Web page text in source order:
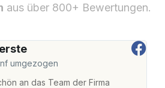
aus über 800+ Bewertungen.
umgezogen
an das Team der Firma